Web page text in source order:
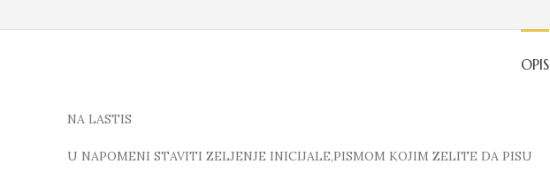
OPIS
NA LASTIS
U NAPOMENI STAVITI ZELJENJE INICIJALE,PISMOM KOJIM ZELITE DA PISU